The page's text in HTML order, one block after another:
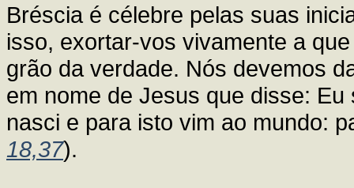
Bréscia é célebre pelas suas
isso, exortar-vos vivamente a
grão da verdade. Nós devemos
em nome de Jesus que disse:
nasci e para isto vim ao mundo:
18,37).